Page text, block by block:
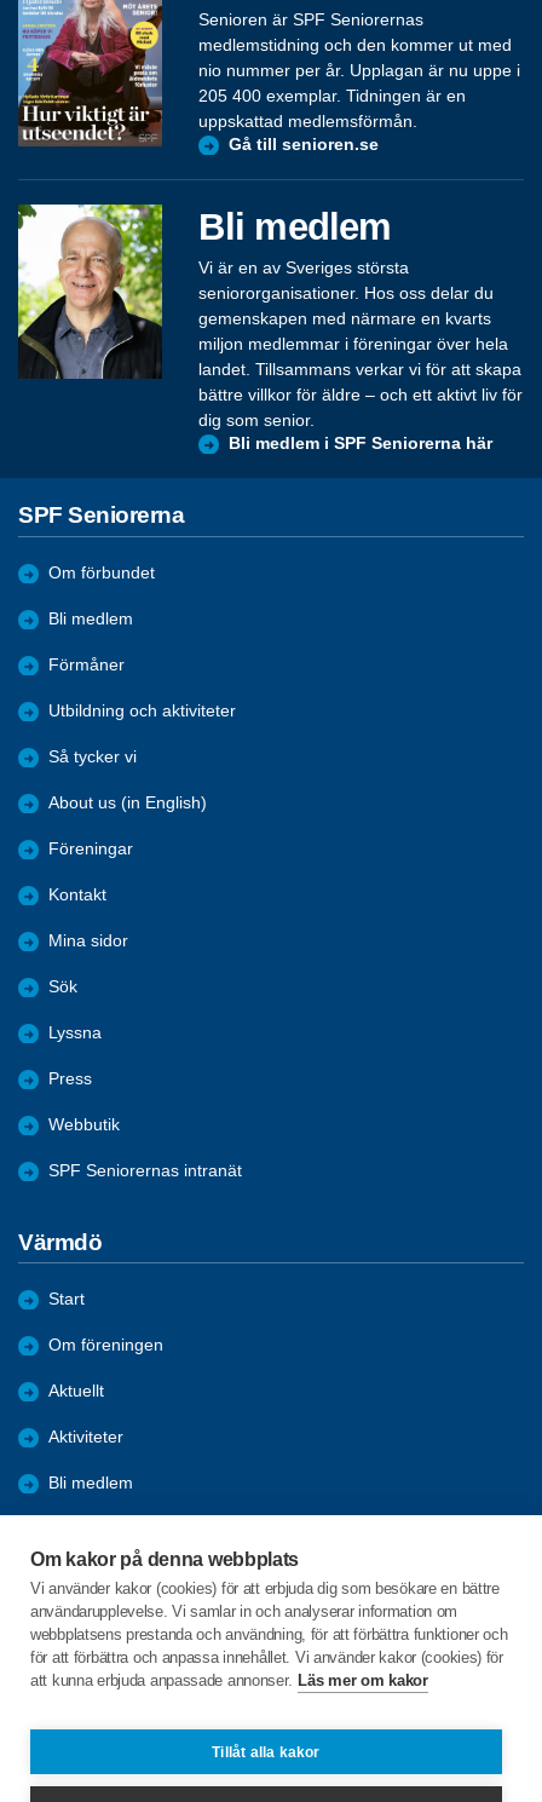
Om kakor på denna webbplats
Vi använder kakor (cookies) för att erbjuda dig som besökare en bättre
användarupplevelse. Vi samlar in och analyserar information om
webbplatsens prestanda och användning, för att förbättra funktioner och
för att förbättra och anpassa innehållet. Vi använder kakor (cookies) för
att kunna erbjuda anpassade annonser. Läs mer om kakor
Tillåt alla kakor
Senioren är SPF Seniorernas
medlemstidning och den kommer ut med
nio nummer per år. Upplagan är nu uppe i
205 400 exemplar. Tidningen är en
uppskattad medlemsförmån.
Gå till senioren.se
Bli medlem
Vi är en av Sveriges största
seniororganisationer. Hos oss delar du
gemenskapen med närmare en kvarts
miljon medlemmar i föreningar över hela
landet. Tillsammans verkar vi för att skapa
bättre villkor för äldre – och ett aktivt liv för
dig som senior.
Bli medlem i SPF Seniorerna här
SPF Seniorerna
Om förbundet
Bli medlem
Förmåner
Utbildning och aktiviteter
Så tycker vi
About us (in English)
Föreningar
Kontakt
Mina sidor
Sök
Lyssna
Press
Webbutik
SPF Seniorernas intranät
Värmdö
Start
Om föreningen
Aktuellt
Aktiviteter
Bli medlem
Samarbetsorgan
Tillbakablick
C/o:Barbro Rohdin